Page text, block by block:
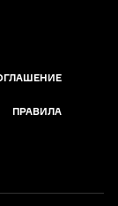
ПРАВИЛА